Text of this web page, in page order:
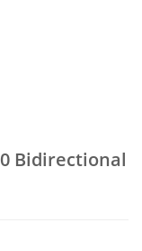
Bidirectional